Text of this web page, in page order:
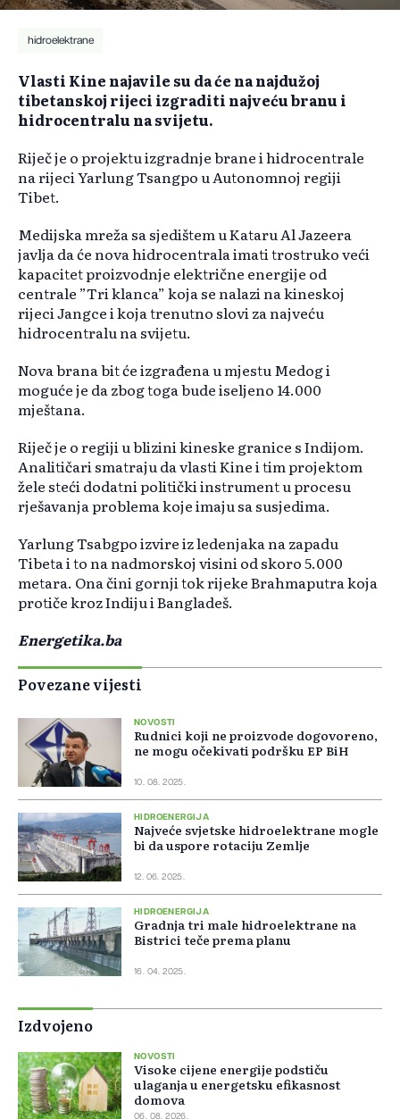
hidroelektrane
Vlasti Kine najavile su da će na najdužoj
tibetanskoj rijeci izgraditi najveću branu i
hidrocentralu na svijetu.
Riječ je o projektu izgradnje brane i hidrocentrale
na rijeci Yarlung Tsangpo u Autonomnoj regiji
Tibet.
Medijska mreža sa sjedištem u Kataru Al Jazeera
javlja da će nova hidrocentrala imati trostruko veći
kapacitet proizvodnje električne energije od
centrale ”Tri klanca” koja se nalazi na kineskoj
rijeci Jangce i koja trenutno slovi za najveću
hidrocentralu na svijetu.
Nova brana bit će izgrađena u mjestu Medog i
moguće je da zbog toga bude iseljeno 14.000
mještana.
Riječ je o regiji u blizini kineske granice s Indijom.
Analitičari smatraju da vlasti Kine i tim projektom
žele steći dodatni politički instrument u procesu
rješavanja problema koje imaju sa susjedima.
Yarlung Tsabgpo izvire iz ledenjaka na zapadu
Tibeta i to na nadmorskoj visini od skoro 5.000
metara. Ona čini gornji tok rijeke Brahmaputra koja
protiče kroz Indiju i Bangladeš.
Energetika.ba
Povezane vijesti
NOVOSTI
Rudnici koji ne proizvode dogovoreno,
ne mogu očekivati podršku EP BiH
10. 08. 2025.
HIDROENERGIJA
Najveće svjetske hidroelektrane mogle
bi da uspore rotaciju Zemlje
12. 06. 2025.
HIDROENERGIJA
Gradnja tri male hidroelektrane na
Bistrici teče prema planu
16. 04. 2025.
Izdvojeno
NOVOSTI
Visoke cijene energije podstiču
ulaganja u energetsku efikasnost
domova
06. 08. 2026.